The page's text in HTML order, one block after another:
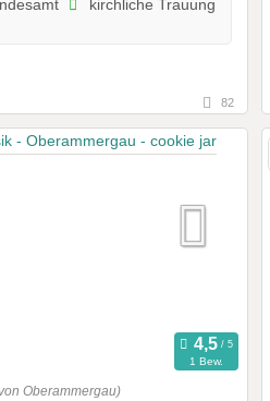
kirchliche Trauung
82
1 Bew.
Oberammergau)